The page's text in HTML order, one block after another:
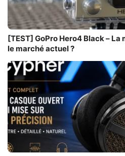
[TEST] GoPro Hero4 Black –
le marché actuel ?